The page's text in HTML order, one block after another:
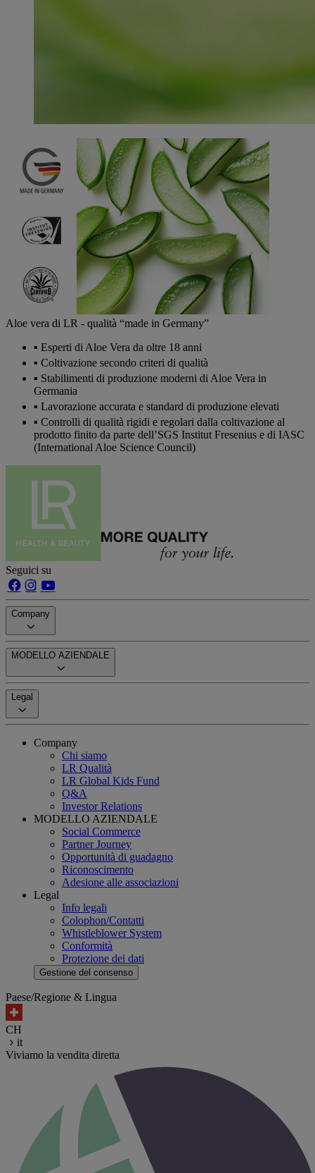
Aloe vera di LR - qualità “made in Germany”
Esperti di Aloe Vera da oltre 18 anni
Coltivazione secondo criteri di qualità
Stabilimenti di produzione moderni di Aloe Vera in
Germania
Lavorazione accurata e standard di produzione elevati
Controlli di qualità rigidi e regolari dalla coltivazione al
prodotto finito da parte dell’SGS Institut Fresenius e di IASC
(International Aloe Science Council)
Seguici su
Company
MODELLO AZIENDALE
Legal
Company
Chi siamo
LR Qualità
LR Global Kids Fund
Q&A
Investor Relations
MODELLO AZIENDALE
Social Commerce
Partner Journey
Opportunità di guadagno
Riconoscimento
Adesione alle associazioni
Legal
Info legali
Colophon/Contatti
Whistleblower System
Conformità
Protezione dei dati
Gestione del consenso
Paese/Regione & Lingua
CH
it
Viviamo la vendita diretta